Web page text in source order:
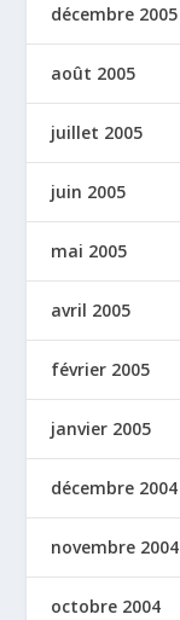
décembre 2005
août 2005
juillet 2005
juin 2005
mai 2005
avril 2005
février 2005
janvier 2005
décembre 2004
novembre 2004
octobre 2004